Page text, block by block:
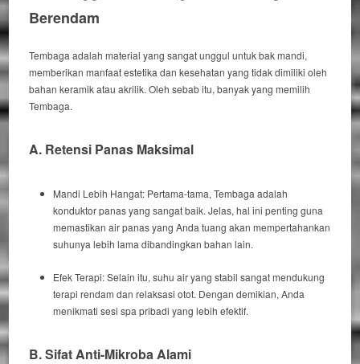
Berendam
Tembaga adalah material yang sangat unggul untuk bak mandi,
memberikan manfaat estetika dan kesehatan yang tidak dimiliki oleh
bahan keramik atau akrilik.Oleh sebab itu, banyak yang memilih
Tembaga.
A. Retensi Panas Maksimal
Mandi Lebih Hangat: Pertama-tama, Tembaga adalah
konduktor panas yang sangat baik.Jelas, hal ini penting guna
memastikan air panas yang Anda tuang akan mempertahankan
suhunya lebih lama dibandingkan bahan lain.
Efek Terapi:Selain itu, suhu air yang stabil sangat mendukung
terapi rendam dan relaksasi otot. Dengan demikian, Anda
menikmati sesi spa pribadi yang lebih efektif.
B. Sifat Anti-Mikroba Alami